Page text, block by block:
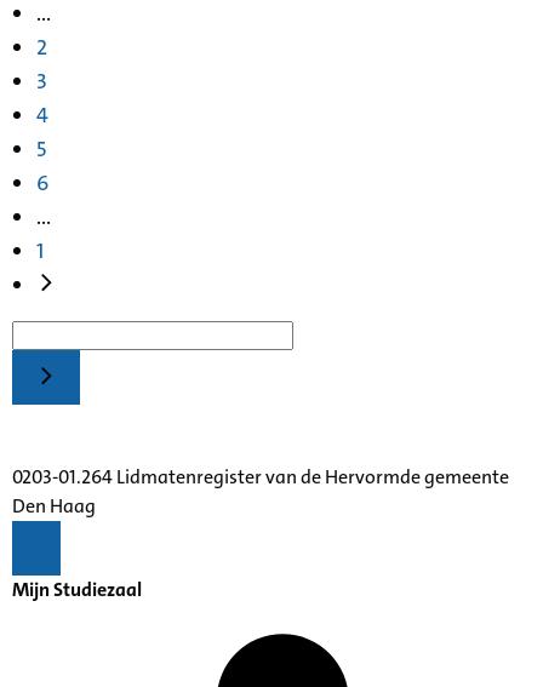
...
2
3
4
5
6
...
1
0203-01.264 Lidmatenregister van de Hervormde gemeente
Den Haag
Mijn Studiezaal